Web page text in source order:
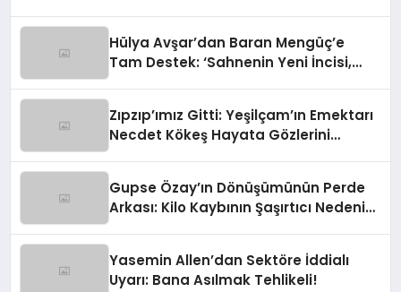
Hülya Avşar’dan Baran Mengüç’e
Tam Destek: ‘Sahnenin Yeni İncisi,
Zıpzıp’ımız Gitti: Yeşilçam’ın Emektarı
Necdet Kökeş Hayata Gözlerini
Gupse Özay’ın Dönüşümünün Perde
Arkası: Kilo Kaybının Şaşırtıcı Nedeni
Yasemin Allen’dan Sektöre İddialı
Uyarı: Bana Asılmak Tehlikeli!